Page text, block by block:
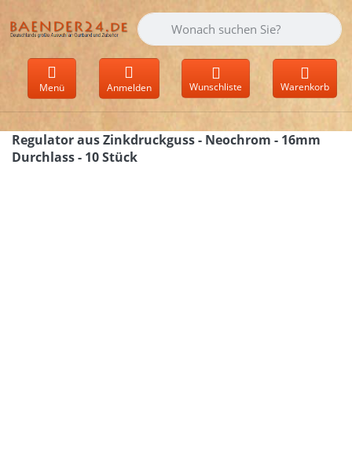
Geben Sie einen Suchbegriff ein.
Menü Anmelden Wunschliste Warenkorb
Regulator aus Zinkdruckguss - Neochrom - 16mm
Durchlass - 10 Stück